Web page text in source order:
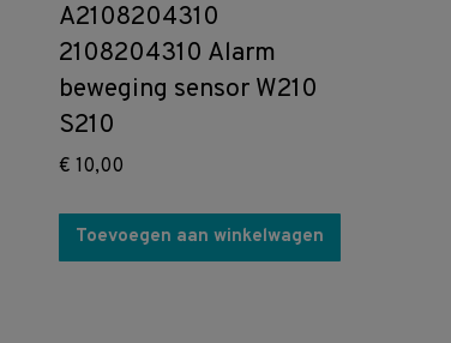
A2108204310
2108204310 Alarm
beweging sensor W210
S210
€ 10,00
Toevoegen aan winkelwagen